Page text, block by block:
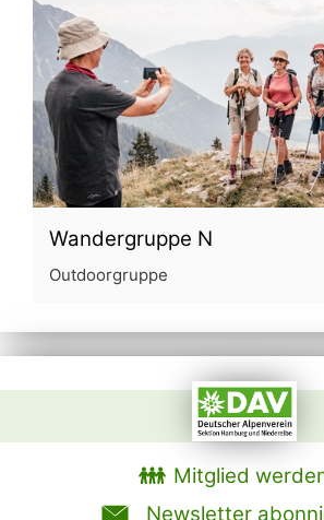
Wandergruppe N
Outdoorgruppe
Mitglied
Newsletter